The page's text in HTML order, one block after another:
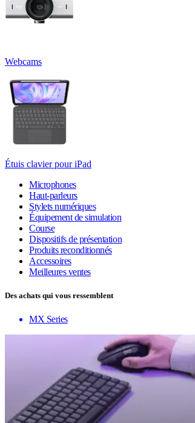
Webcams
Étuis clavier pour iPad
Microphones
Haut-parleurs
Stylets numériques
Équipement de simulation
Course
Dispositifs de présentation
Produits reconditionnés
Accessoires
Meilleures ventes
Des achats qui vous ressemblent
MX Series